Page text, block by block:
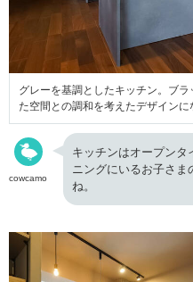
グレーを基調としたキッチン。ブ
た空間との調和を考えたデザインに
cowcamo
キッチンはオープンタ
ニングにいるお子さま
ね。